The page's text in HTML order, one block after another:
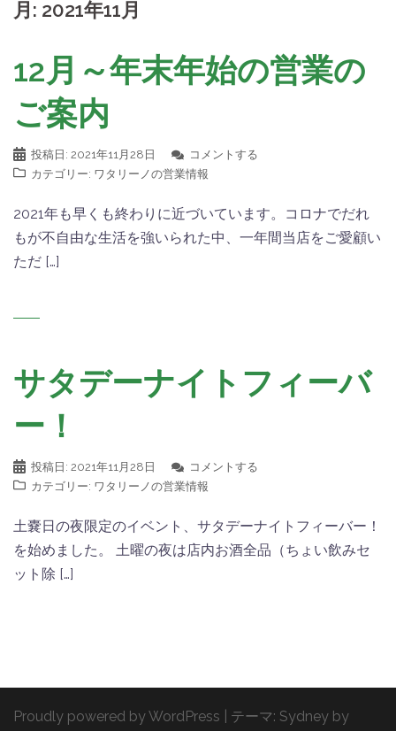
月: 2021年11月
12月～年末年始の営業の
ご案内
投稿日: 2021年11月28日
コメントする
カテゴリー: ワタリーノの営業情報
2021年も早くも終わりに近づいています。コロナでだれ
もが不自由な生活を強いられた中、一年間当店をご愛顧い
ただ […]
サタデーナイトフィーバ
ー！
投稿日: 2021年11月28日
コメントする
カテゴリー: ワタリーノの営業情報
土嚢日の夜限定のイベント、サタデーナイトフィーバー！
を始めました。 土曜の夜は店内お酒全品（ちょい飲みセ
ット除 […]
Proudly powered by WordPress テーマ: Sydney by